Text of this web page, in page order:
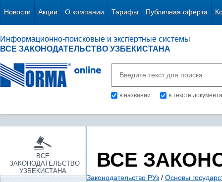
Новости Акции О компании Тарифы Публичная оферта
Информационно-поисковые и экспертные системы
ВСЕ ЗАКОНОДАТЕЛЬСТВО УЗБЕКИСТАНА
в названии в тексте документа
ВСЕ
ЗАКОНОДАТЕЛЬСТВО
УЗБЕКИСТАНА
ВСЕ
Законодательство РУз / Основы